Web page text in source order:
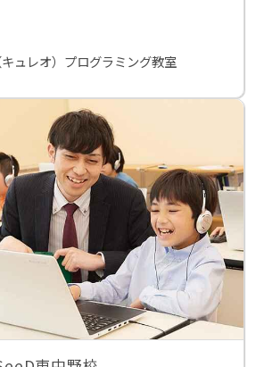
ュレオ）プログラミング教室